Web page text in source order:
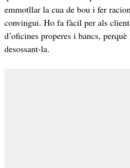
emmotllar la cua de bou i fer
convingui. Ho fa fàcil per als
d’oficines properes i bancs,
desossant-la.